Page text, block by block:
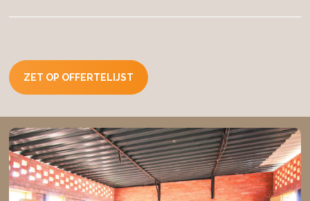
ZET OP OFFERTELIJST